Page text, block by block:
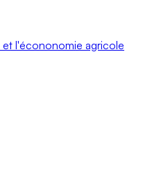
et l'écononomie agricole